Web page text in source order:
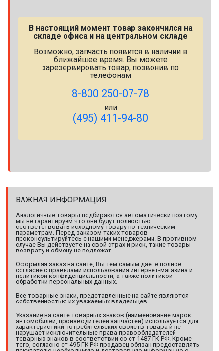
В настоящий момент товар закончился на
складе офиса и на центральном складе
Возможно, запчасть появится в наличии в
ближайшее время. Вы можете
зарезервировать товар, позвонив по
телефонам
8-800 250-07-78
или
(495) 411-94-80
ВАЖНАЯ ИНФОРМАЦИЯ
Аналогичные товары подбираются автоматически поэтому
мы не гарантируем что они будут полностью
соответствовать исходному товару по техническим
параметрам. Перед заказом таких товаров
проконсультируйтесь с нашими менеджерами. В противном
случае Вы действуете на свой страх и риск, такие товары
возврату и обмену не подлежат.
Оформляя заказ на сайте, Вы тем самым даете полное
согласие с правилами использования интернет-магазина и
политикой конфиденциальности, а также политикой
обработки персональных данных.
Все товарные знаки, представленные на сайте являются
собственностью их уважаемых владельцев.
Указание на сайте товарных знаков (наименование марок
автомобилей, производителей запчастей) используется для
характеристики потребительских свойств товара и не
нарушает исключительные права правообладателей
товарных знаков в соответствии со ст 1487 ГК РФ. Кроме
того, согласно ст 495 ГК РФ продавец обязан предоставлять